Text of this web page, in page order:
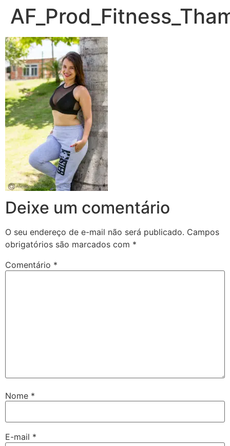
Deixe um comentário
O seu endereço de e-mail não será publicado. Campos
obrigatórios são marcados com *
Comentário *
Nome *
E-mail *